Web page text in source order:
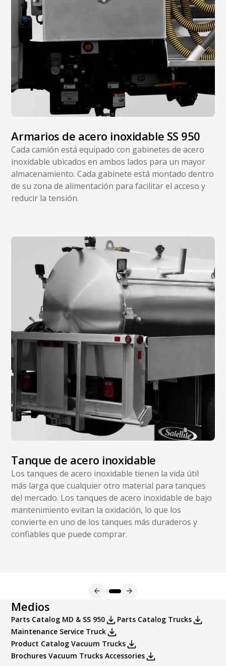
Armarios de acero inoxidable SS 950
Cada camión está equipado con gabinetes de acero
inoxidable ubicados en ambos lados para un mayor
almacenamiento. Cada gabinete está montado dentro
de su zona de alimentación para facilitar el acceso y
reducir la tensión.
Tanque de acero inoxidable
Los tanques de acero inoxidable tienen la vida útil
más larga que cualquier otro material para tanques
del mercado. Los tanques de acero inoxidable de bajo
mantenimiento evitan la oxidación, lo que los
convierte en uno de los tanques más duraderos y
confiables que puede comprar.
Medios
Parts Catalog MD & SS 950
Parts Catalog Trucks
Maintenance Service Truck
Product Catalog Vacuum Trucks
Brochures Vacuum Trucks Accessories